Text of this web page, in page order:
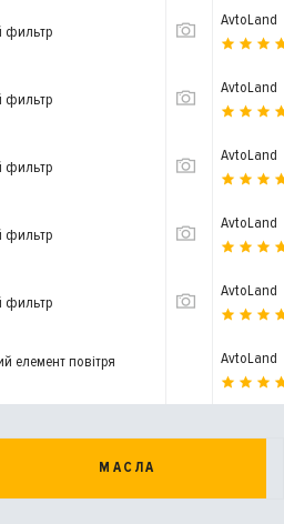
фильтр
AvtoLand
фильтр
AvtoLand
фильтр
AvtoLand
фильтр
AvtoLand
фильтр
AvtoLand
елемент повітря
AvtoLand
МАСЛА